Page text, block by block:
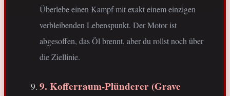
Überlebe einen Kampf mit exakt einem einzigen
verbleibenden Lebenspunkt. Der Motor ist
abgesoffen, das Öl brennt, aber du rollst noch über
die Ziellinie.
9. Kofferraum-Plünderer (Grave